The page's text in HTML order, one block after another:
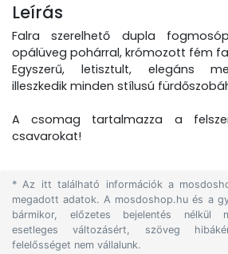
Leírás
Falra szerelhető dupla
opálüveg pohárral, krómozott fém
Egyszerű, letisztult, elegáns
illeszkedik minden stílusú
A csomag tartalmazza a
csavarokat!
* Az itt található információk a
megadott adatok. A mosdoshop.hu és a
bármikor, előzetes bejelentés nélkül
esetleges változásért, szöveg
felelősséget nem vállalunk.